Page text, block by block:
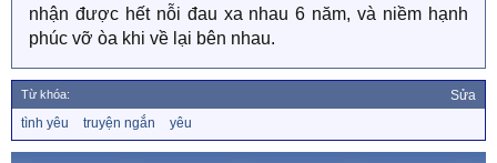
nhận được hết nỗi đau xa nhau 6 năm, và niềm hạnh
phúc vỡ òa khi về lại bên nhau.
Từ khóa: Sửa
ừ
k
tình yêu truyện ngắn yêu